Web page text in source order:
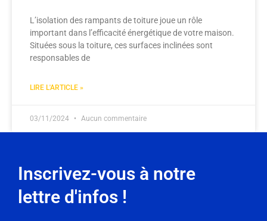
L’isolation des rampants de toiture joue un rôle
important dans l’efficacité énergétique de votre maison.
Situées sous la toiture, ces surfaces inclinées sont
responsables de
LIRE L'ARTICLE »
03/11/2024 Aucun commentaire
Inscrivez-vous à notre
lettre d'infos !